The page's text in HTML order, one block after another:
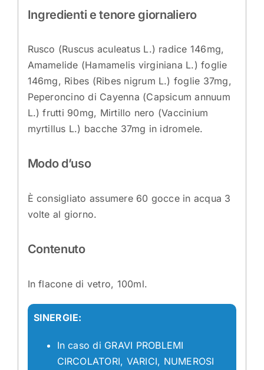
Ingredienti e tenore giornaliero
Rusco (Ruscus aculeatus L.) radice 146mg,
Amamelide (Hamamelis virginiana L.) foglie
146mg, Ribes (Ribes nigrum L.) foglie 37mg,
Peperoncino di Cayenna (Capsicum annuum
L.) frutti 90mg, Mirtillo nero (Vaccinium
myrtillus L.) bacche 37mg in idromele.
Modo d’uso
È consigliato assumere 60 gocce in acqua 3
volte al giorno.
Contenuto
In flacone di vetro, 100ml.
SINERGIE:
In caso di GRAVI PROBLEMI
CIRCOLATORI, VARICI, NUMEROSI